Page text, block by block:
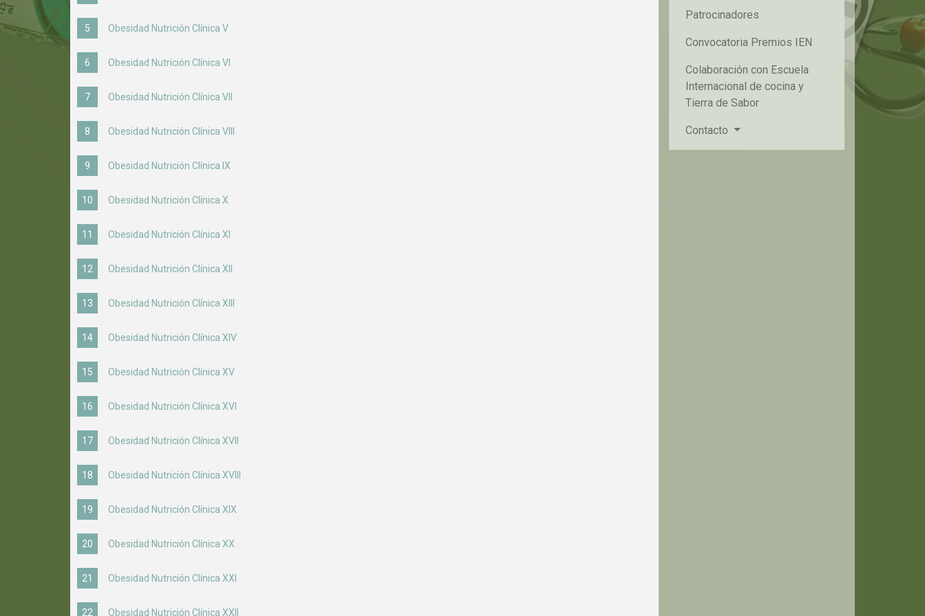
Obesidad Nutrición Clínica V
Obesidad Nutrición Clínica VI
Obesidad Nutrición Clínica VII
Obesidad Nutrición Clínica VIII
Obesidad Nutrición Clínica IX
Obesidad Nutrición Clínica X
Obesidad Nutrición Clínica XI
Obesidad Nutrición Clínica XII
Obesidad Nutrición Clínica XIII
Obesidad Nutrición Clínica XIV
Obesidad Nutrición Clínica XV
Obesidad Nutrición Clínica XVI
Obesidad Nutrición Clínica XVII
Obesidad Nutrición Clínica XVIII
Obesidad Nutrición Clínica XIX
Obesidad Nutrición Clínica XX
Obesidad Nutrición Clínica XXI
Obesidad Nutrición Clínica XXII
Patrocinadores
Convocatoria Premios IEN
Colaboración con Escuela
Internacional de cocina y
Tierra de Sabor
Contacto